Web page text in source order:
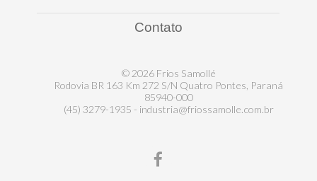
Contato
© 2026 Frios Samollé
Rodovia BR 163 Km 272 S/N Quatro Pontes, Paraná
85940-000
(45) 3279-1935 - industria@friossamolle.com.br